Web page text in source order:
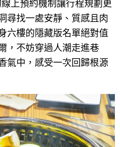
上預約機制讓行程規劃更
尋找一處安靜、質感且肉
六樓的隱藏版名單絕對值
，不妨穿過人潮走進巷
氣中，感受一次回歸根源